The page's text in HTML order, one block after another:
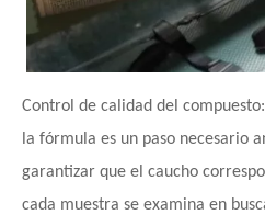
Control de calidad del
la fórmula es un paso necesario
garantizar que el caucho
cada muestra se examina en